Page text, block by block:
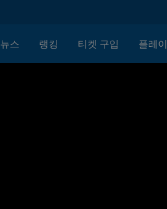
뉴스 랭킹 티켓 구입 플레이